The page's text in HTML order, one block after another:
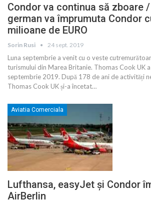
Condor va continua să zboare
german va împrumuta Condor
milioane de EURO
Sorin Rusi 24 sept. 2019
Luna septembrie a venit cu o veste
turismului din Marea Britanie. Thomas Cook UK
septembrie 2019. După 178 de ani de activități
Thomas Cook UK și-a încetat…
Aviatia Comerciala
Lufthansa, easyJet și Condor
AirBerlin